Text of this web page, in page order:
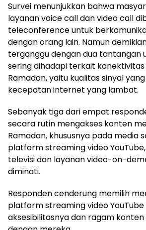
Survei menunjukkan bahwa
layanan voice call dan video call
teleconference untuk
dengan orang lain. Namun
terganggu dengan dua tantangan
sering dihadapi terkait konektivitas
Ramadan, yaitu kualitas sinyal
kecepatan internet yang lambat.
Sebanyak tiga dari empat
secara rutin mengakses konten
Ramadan, khususnya pada media
platform streaming video
televisi dan layanan video-on-
diminati.
Responden cenderung memilih
platform streaming video
aksesibilitasnya dan ragam